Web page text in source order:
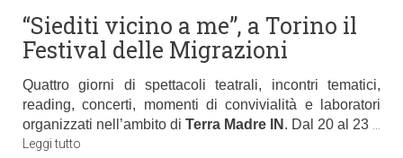
“Siediti vicino a me”, a Torino il
Festival delle Migrazioni
Quattro giorni di spettacoli teatrali, incontri tematici,
reading, concerti, momenti di convivialità e laboratori
organizzati nell’ambito di Terra Madre IN . Dal 20 al 23
Leggi tutto